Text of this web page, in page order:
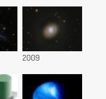
2009